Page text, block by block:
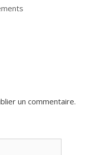
un commentaire.